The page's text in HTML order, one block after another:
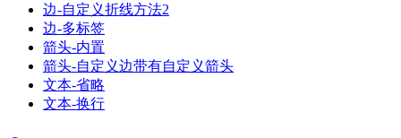
边-自定义折线方法2
边-多标签
箭头-内置
箭头-自定义边带有自定义箭头
文本-省略
文本-换行